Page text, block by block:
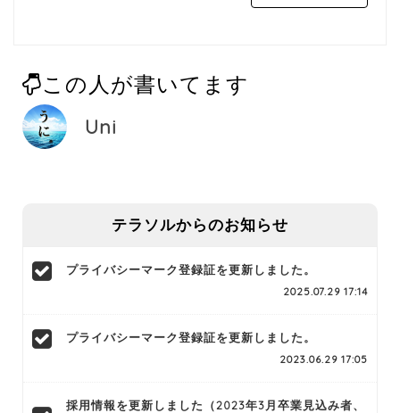
この人が書いてます
Uni
テラソルからのお知らせ
プライバシーマーク登録証を更新しました。
2025.07.29 17:14
プライバシーマーク登録証を更新しました。
2023.06.29 17:05
採用情報を更新しました（2023年3月卒業見込み者、